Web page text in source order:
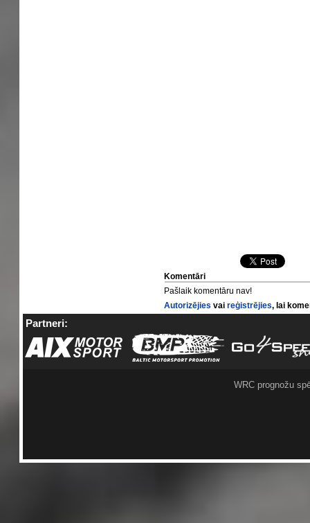
Komentāri
Pašlaik komentāru nav!
Autorizējies vaireģistrējies, lai
Partneri:
WRC prognožu